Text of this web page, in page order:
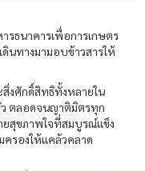
นาคารเพื่อการเกษตร
นทางมามอบข้าวสารให้
งศักดิ์สิทธิทั้งหลายใน
ตลอดจนญาติมิตรทุก
ยสุขภาพใจที่สมบูรณ์แข็ง
ครองให้แคล้วคลาด